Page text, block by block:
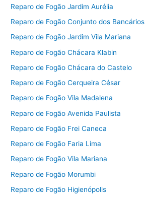
Reparo de Fogão Jardim Aurélia
Reparo de Fogão Conjunto dos Bancários
Reparo de Fogão Jardim Vila Mariana
Reparo de Fogão Chácara Klabin
Reparo de Fogão Chácara do Castelo
Reparo de Fogão Cerqueira César
Reparo de Fogão Vila Madalena
Reparo de Fogão Avenida Paulista
Reparo de Fogão Frei Caneca
Reparo de Fogão Faria Lima
Reparo de Fogão Vila Mariana
Reparo de Fogão Morumbi
Reparo de Fogão Higienópolis